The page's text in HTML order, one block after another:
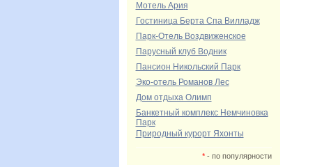
Мотель Ария
Гостиница Берта Спа Вилладж
Парк-Отель Воздвиженское
Парусный клуб Водник
Пансион Никольский Парк
Эко-отель Романов Лес
Дом отдыха Олимп
Банкетный комплекс Немчиновка
Парк
Природный курорт Яхонты
*- по популярности